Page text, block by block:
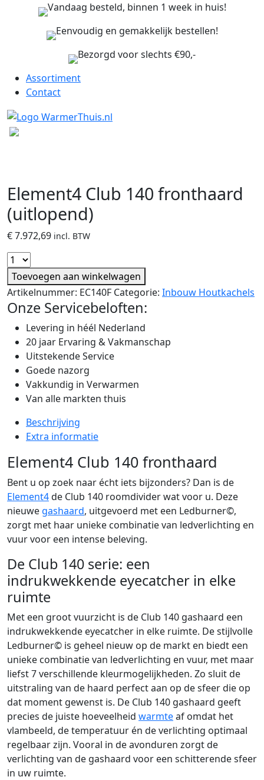
Vandaag besteld, binnen 1 week in huis!
Eenvoudig en gemakkelijk bestellen!
Bezorgd voor slechts €90,-
Assortiment
Contact
Element4 Club 140 fronthaard
(uitlopend)
€7.972,69 incl. BTW
Toevoegen aan winkelwagen
Artikelnummer: EC140F Categorie: Inbouw Houtkachels
Onze Servicebeloften:
Levering in héél Nederland
20 jaar Ervaring & Vakmanschap
Uitstekende Service
Goede nazorg
Vakkundig in Verwarmen
Van alle markten thuis
Beschrijving
Extra informatie
Element4 Club 140 fronthaard
Bent u op zoek naar écht iets bijzonders? Dan is de
Element4de Club 140 roomdivider wat voor u. Deze
nieuwe gashaard, uitgevoerd met een Ledburner©,
zorgt met haar unieke combinatie van ledverlichting en
vuur voor een intense beleving.
De Club 140 serie: een
indrukwekkende eyecatcher in elke
ruimte
Met een groot vuurzicht is de Club 140 gashaard een
indrukwekkende eyecatcher in elke ruimte. De stijlvolle
Ledburner© is geheel nieuw op de markt en biedt een
unieke combinatie van ledverlichting en vuur, met maar
liefst 7 verschillende kleurmogelijkheden. Zo sluit de
uitstraling van de haard perfect aan op de sfeer die op
dat moment gewenst is. De Club 140 gashaard geeft
precies de juiste hoeveelheid warmteaf omdat het
vlambeeld, de temperatuur én de verlichting optimaal
regelbaar zijn. Vooral in de avonduren zorgt de
verlichting van de gashaard voor een schitterende sfeer
in uw ruimte.